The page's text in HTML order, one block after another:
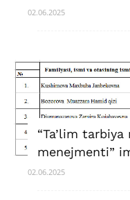
02.06.2025
“Ta’lim
menejmenti”
02.06.2025